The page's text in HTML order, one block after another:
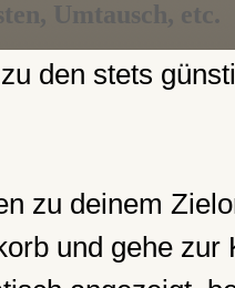
Umtausch, etc.
den stets
zu deinem
und gehe